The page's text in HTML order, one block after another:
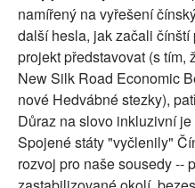
namířený na vyřešení
další hesla, jak začali
projekt představovat (s tím,
New Silk Road Economic
nové Hedvábné stezky),
Důraz na slovo inkluzivní
Spojené státy "vyčlenily"
rozvoj pro naše sousedy --